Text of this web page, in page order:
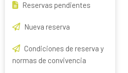
Reservas pendientes
Nueva reserva
Condiciones de reserva y
normas de convivencia